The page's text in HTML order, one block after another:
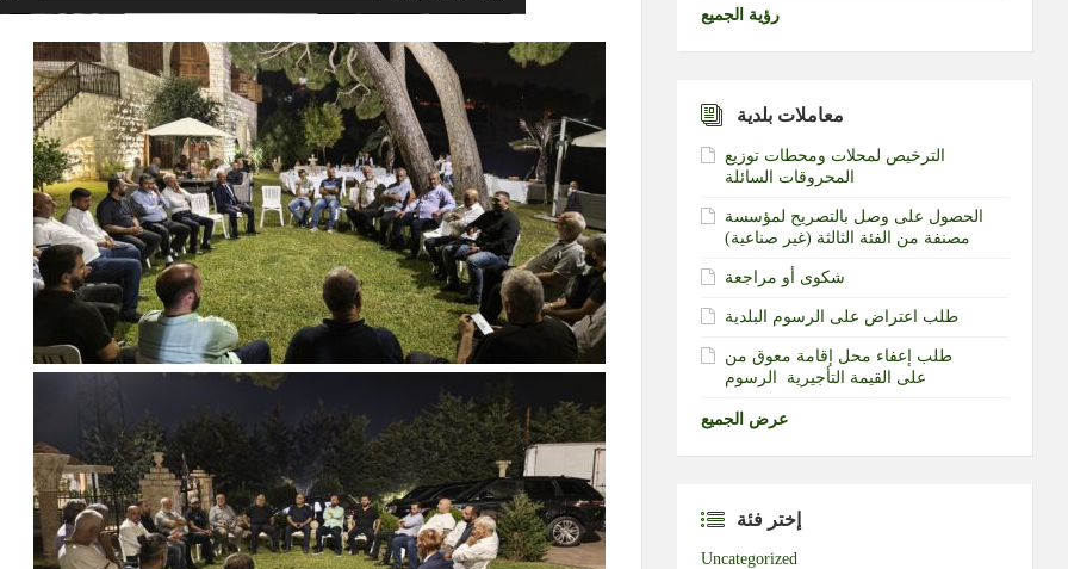
رؤية الجميع
معاملات بلدية
الترخيص لمحلات ومحطات توزيع
المحروقات السائلة
الحصول على وصل بالتصريح لمؤسسة
مصنفة من الفئة الثالثة (غير صناعية)‏
شكوى أو مراجعة
طلب اعتراض على الرسوم البلدية
طلب إعفاء محل إقامة معوق من
الرسوم‎ ‎على القيمة التأجيرية ‏
عرض الجميع
إختر فئة
Uncategorized